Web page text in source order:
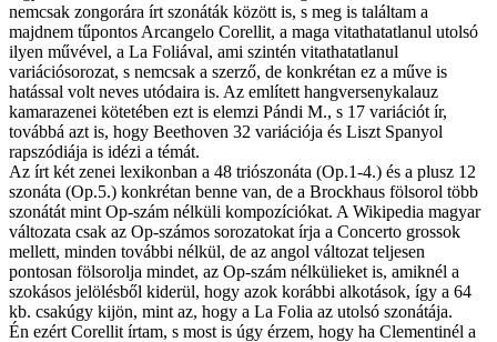
nemcsak zongorára írt szonáták között is, s meg is találtam a
majdnem tűpontos Arcangelo Corellit, a maga vitathatatlanul utolsó
ilyen művével, a La Foliával, ami szintén vitathatatlanul
variációsorozat, s nemcsak a szerző, de konkrétan ez a műve is
hatással volt neves utódaira is. Az említett hangversenykalauz
kamarazenei kötetében ezt is elemzi Pándi M., s 17 variációt ír,
továbbá azt is, hogy Beethoven 32 variációja és Liszt Spanyol
rapszódiája is idézi a témát.
Az írt két zenei lexikonban a 48 triószonáta (Op.1-4.) és a plusz 12
szonáta (Op.5.) konkrétan benne van, de a Brockhaus fölsorol több
szonátát mint Op-szám nélküli kompozíciókat. A Wikipedia magyar
változata csak az Op-számos sorozatokat írja a Concerto grossok
mellett, minden további nélkül, de az angol változat teljesen
pontosan fölsorolja mindet, az Op-szám nélkülieket is, amiknél a
szokásos jelölésből kiderül, hogy azok korábbi alkotások, így a 64
kb. csakúgy kijön, mint az, hogy a La Folia az utolsó szonátája.
Én ezért Corellit írtam, s most is úgy érzem, hogy ha Clementinél a